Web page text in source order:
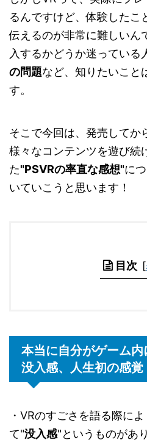
るんですけど、体験したこ
伝えるのが非常に難しいん
入するかどうか迷っている
の問題など、知りたいこと
す。
そこで今回は、発売してか
様々なコンテンツを遊び続
た"PSVRの率直な感想"に
いていこうと思います！
目次 [
本当に自分がゲーム
没入感、人生初の感覚
・VRのすごさを語る際に
て"没入感"というものがあ